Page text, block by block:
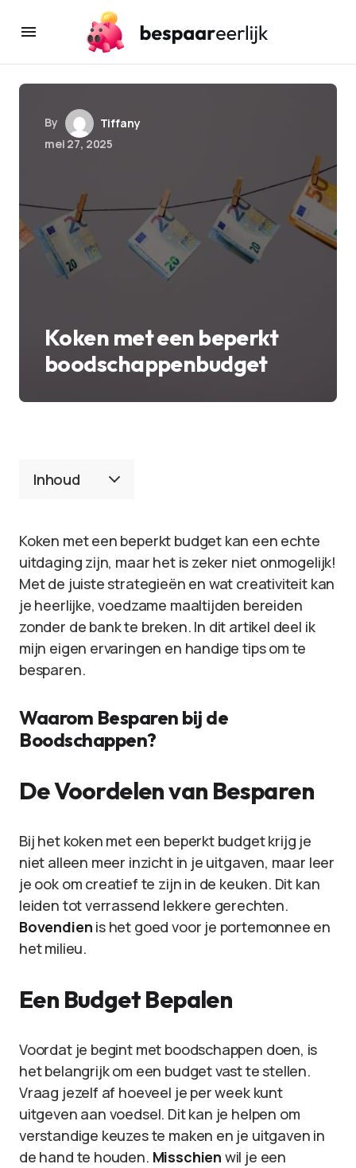
By
Tiffany
mei 27, 2025
Koken met een beperkt
boodschappenbudget
Inhoud
Koken met een beperkt budget kan een echte
uitdaging zijn, maar het is zeker niet onmogelijk!
Met de juiste strategieën en wat creativiteit kan
je heerlijke, voedzame maaltijden bereiden
zonder de bank te breken. In dit artikel deel ik
mijn eigen ervaringen en handige tips om te
besparen.
Waarom Besparen bij de
Boodschappen?
De Voordelen van Besparen
Bij het koken met een beperkt budget krijg je
niet alleen meer inzicht in je uitgaven, maar leer
je ook om creatief te zijn in de keuken. Dit kan
leiden tot verrassend lekkere gerechten.
Bovendien is het goed voor je portemonnee en
het milieu.
Een Budget Bepalen
Voordat je begint met boodschappen doen, is
het belangrijk om een budget vast te stellen.
Vraag jezelf af hoeveel je per week kunt
uitgeven aan voedsel. Dit kan je helpen om
verstandige keuzes te maken en je uitgaven in
de hand te houden. Misschien wil je een